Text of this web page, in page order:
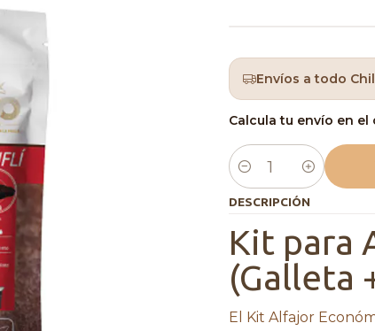
Envíos a todo
Calcula tu envío en
Cantidad
DESCRIPCIÓN
Kit para
(Galleta
El Kit Alfajor